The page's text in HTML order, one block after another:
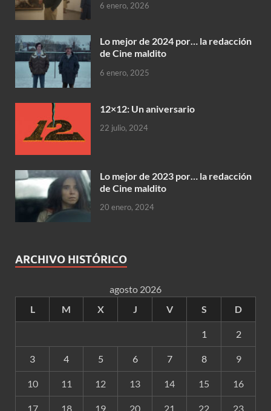
6 enero, 2026
Lo mejor de 2024 por… la redacción
de Cine maldito
6 enero, 2025
12×12: Un aniversario
22 julio, 2024
Lo mejor de 2023 por… la redacción
de Cine maldito
20 enero, 2024
ARCHIVO HISTÓRICO
agosto 2026
L
M X J V S D
1 2
3 4 5 6 7 8 9
10 11 12 13 14 15 16
17 18 19 20 21 22 23